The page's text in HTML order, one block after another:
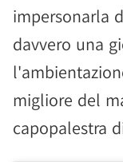
impersonarla
davvero una
migliore del
capopalestra